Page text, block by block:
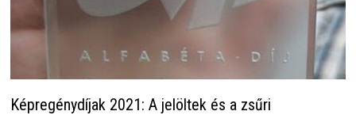
Képregénydíjak 2021: A jelöltek és a zsűri